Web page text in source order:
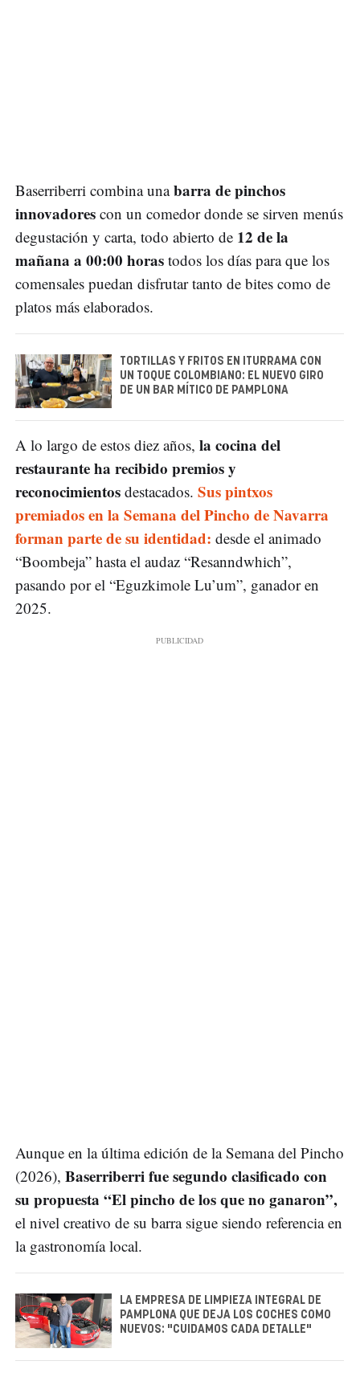
Baserriberri combina unabarra de pinchos
innovadores con un comedor donde se sirven menús
degustación y carta, todo abierto de 12 de la
mañana a 00:00 horas todos los días para que los
comensales puedan disfrutar tanto de bites como de
platos más elaborados.
TORTILLAS Y FRITOS EN ITURRAMA CON
UN TOQUE COLOMBIANO: EL NUEVO GIRO
DE UN BAR MÍTICO DE PAMPLONA
A lo largo de estos diez años, la cocina del
restaurante ha recibido premios y
reconocimientos destacados. Sus pintxos
premiados en la Semana del Pincho de Navarra
forman parte de su identidad: desde el animado
“Boombeja” hasta el audaz “Resanndwhich”,
pasando por el “Eguzkimole Lu’um”, ganador en
2025.
Aunque en la última edición de la Semana del Pincho
(2026), Baserriberri fue segundo clasificado con
su propuesta “El pincho de los que no ganaron”,
el nivel creativo de su barra sigue siendo referencia en
la gastronomía local.
LA EMPRESA DE LIMPIEZA INTEGRAL DE
PAMPLONA QUE DEJA LOS COCHES COMO
NUEVOS: "CUIDAMOS CADA DETALLE"